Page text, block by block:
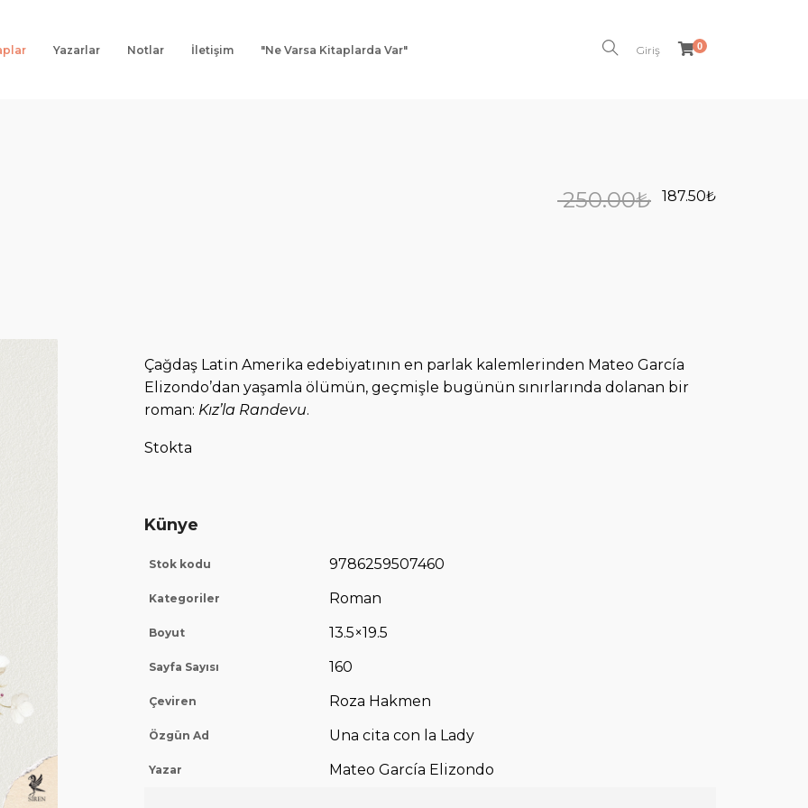
Yazarlar Notlar İletişim "Ne Varsa Kitaplarda Var" Giriş 0
250.00₺ 187.50₺
Çağdaş Latin Amerika edebiyatının en parlak kalemlerinden Mateo García
Elizondo’dan yaşamla ölümün, geçmişle bugünün sınırlarında dolanan bir
roman: Kız’la Randevu.
Stokta
Künye
Stok kodu 9786259507460
Kategoriler Roman
Boyut 13.5×19.5
Sayfa Sayısı 160
Çeviren Roza Hakmen
Özgün Ad Una cita con la Lady
Yazar Mateo García Elizondo